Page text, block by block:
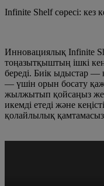
Infinite Shelf сөресі: кез
Инновациялық Infinite
тоңазытқыштың ішкі
береді. Биік ыдыстар —
— үшін орын босату
жылжытып қойсаңыз
икемді етеді және
қолайлылық қамтамасыз